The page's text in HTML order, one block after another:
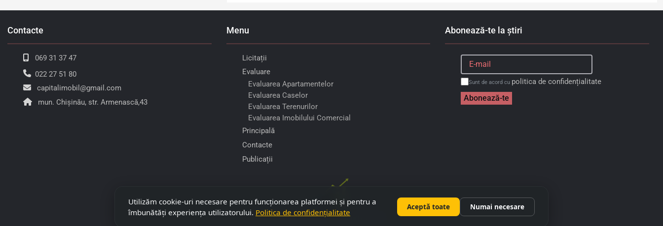
Utilizăm cookie-uri necesare pentru funcționarea platformei și pentru a
îmbunătăți experiența utilizatorului. Politica de confidențialitate
Aceptă toate Numai necesare
Contacte
069 31 37 47
022 27 51 80
capitalimobil@gmail.com
mun. Chișinău, str. Armenască,43
Menu
Licitații
Evaluare
Evaluarea Apartamentelor
Evaluarea Caselor
Evaluarea Terenurilor
Evaluarea Imobilului Comercial
Principală
Contacte
Publicații
Abonează-te la știri
Sunt de acord cu politica de confidențialitate
Abonează-te
©2026Copyright "Capitalimobil" SRL